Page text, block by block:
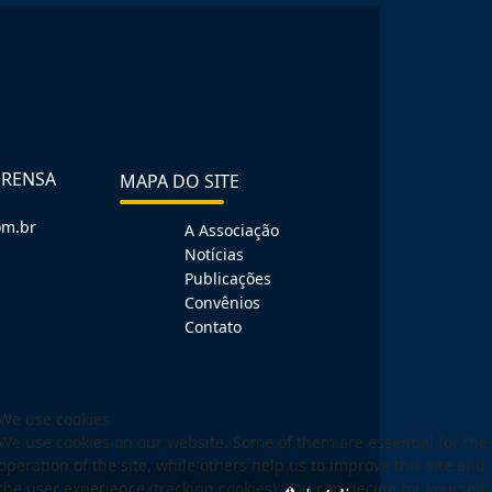
MAPA DO SITE
A Associação
Notícias
Publicações
Convênios
Contato
use cookies
use cookies on our website. Some of them are essential for the
of the site, while others help us to improve this site and